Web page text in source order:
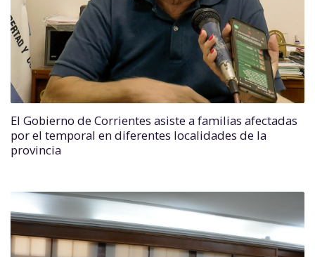
El Gobierno de Corrientes asiste a familias afectadas
por el temporal en diferentes localidades de la
provincia